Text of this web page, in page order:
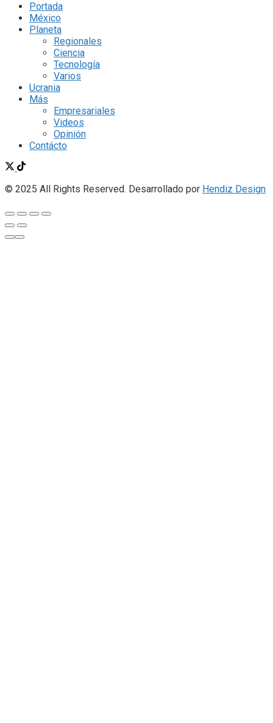
Portada
México
Planeta
Regionales
Ciencia
Tecnología
Varios
Ucrania
Más
Empresariales
Videos
Opinión
Contácto
© 2025 All Rights Reserved. Desarrollado por Hendiz Design